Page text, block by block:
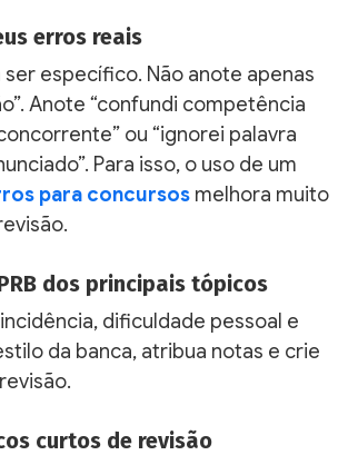
erros reais
específico. Não anote apenas
Anote “confundi competência
ou “ignorei palavra
Para isso, o uso de um
para concursos melhora muito
dos principais tópicos
dificuldade pessoal e
da banca, atribua notas e crie
curtos de revisão